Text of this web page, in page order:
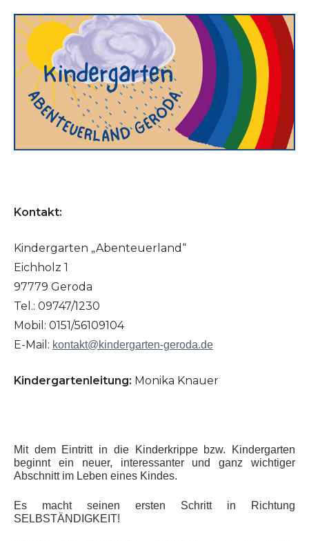
Kontakt:
Kindergarten „Abenteuerland“
Eichholz 1
97779 Geroda
Tel.: 09747/1230
Mobil: 0151/56109104
E-Mail: kontakt@kindergarten-geroda.de
Kindergartenleitung: Monika Knauer
Mit dem Eintritt in die Kinderkrippe bzw. Kindergarten
beginnt ein neuer, interessanter und ganz wichtiger
Abschnitt im Leben eines Kindes.
Es macht seinen ersten Schritt in Richtung
SELBSTÄNDIGKEIT!